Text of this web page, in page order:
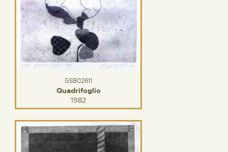
GSB02611
Quadrifoglio
1982